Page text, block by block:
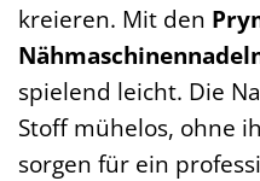
kreieren. Mit den
spielend leicht. Die
Stoff mühelos, ohne
sorgen für ein